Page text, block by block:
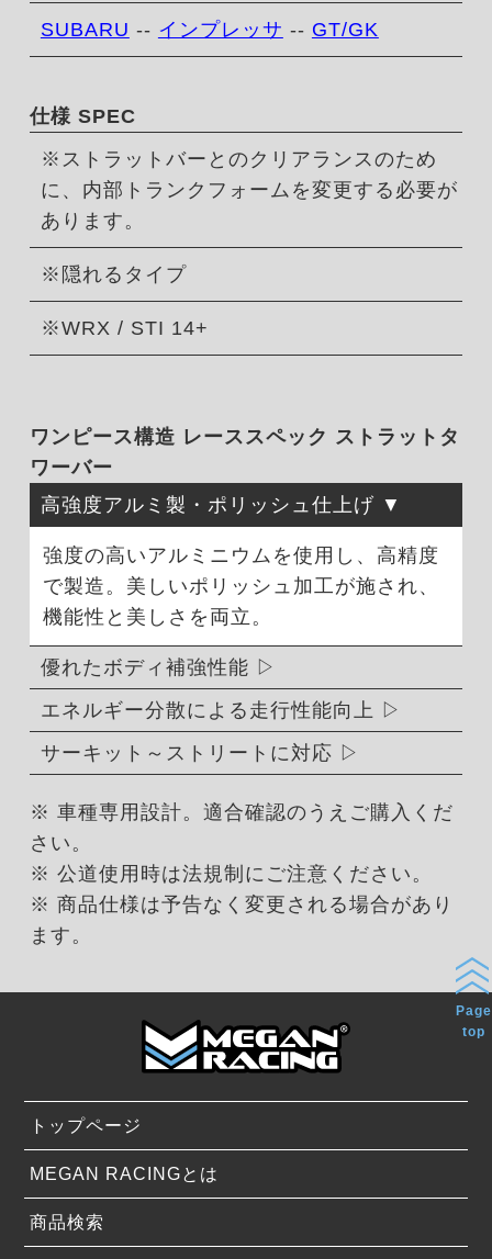
SUBARU -- インプレッサ -- GT/GK
仕様 SPEC
※ストラットバーとのクリアランスのため
に、内部トランクフォームを変更する必要が
あります。
※隠れるタイプ
※WRX / STI 14+
ワンピース構造 レーススペック ストラットタ
ワーバー
高強度アルミ製・ポリッシュ仕上げ
強度の高いアルミニウムを使用し、高精度
で製造。美しいポリッシュ加工が施され、
機能性と美しさを両立。
優れたボディ補強性能
エネルギー分散による走行性能向上
サーキット～ストリートに対応
※ 車種専用設計。適合確認のうえご購入くだ
さい。
※ 公道使用時は法規制にご注意ください。
※ 商品仕様は予告なく変更される場合があり
ます。
トップページ
MEGAN RACINGとは
商品検索
Page
top